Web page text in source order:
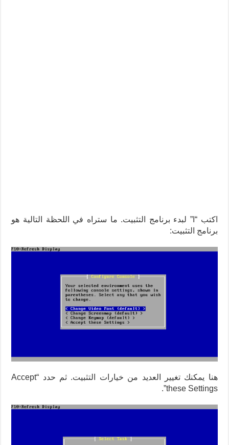
اكتب “I” لبدء برنامج التثبيت. ما ستراه في اللحظة التالية هو
برنامج التثبيت:
هنا يمكنك تغيير العديد من خيارات التثبيت. ثم حدد “Accept
these Settings”.